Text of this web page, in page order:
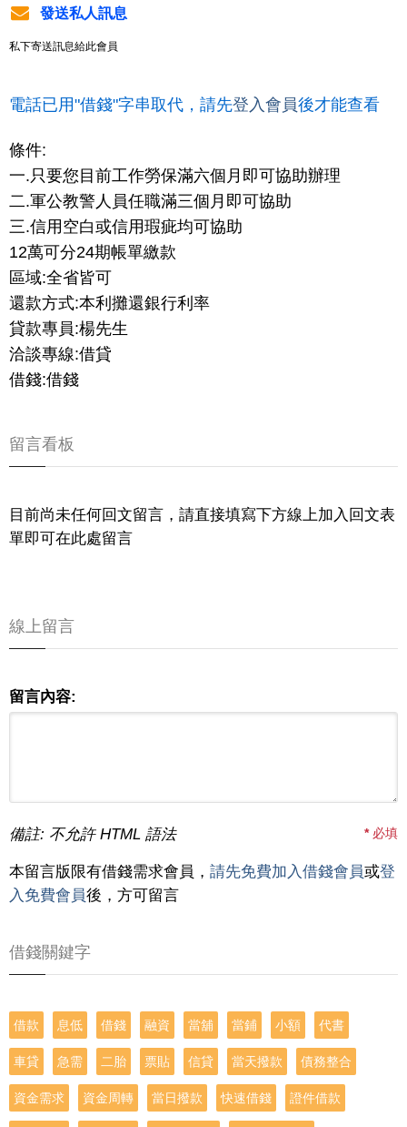
發送私人訊息
私下寄送訊息給此會員
電話已用"借錢"字串取代，請先登入會員後才能查看
條件:
一.只要您目前工作勞保滿六個月即可協助辦理
二.軍公教警人員任職滿三個月即可協助
三.信用空白或信用瑕疵均可協助
12萬可分24期帳單繳款
區域:全省皆可
還款方式:本利攤還銀行利率
貸款專員:楊先生
洽談專線:借貸
借錢:借錢
留言看板
目前尚未任何回文留言，請直接填寫下方線上加入回文表
單即可在此處留言
線上留言
留言內容:
備註: 不允許 HTML 語法 *必填
本留言版限有借錢需求會員， 請先免費加入借錢會員或登
入免費會員後，方可留言
借錢關鍵字
借款 息低 借錢 融資 當舖 當鋪 小額 代書
車貸 急需 二胎 票貼 信貸 當天撥款 債務整合
資金需求 資金周轉 當日撥款 快速借錢 證件借款